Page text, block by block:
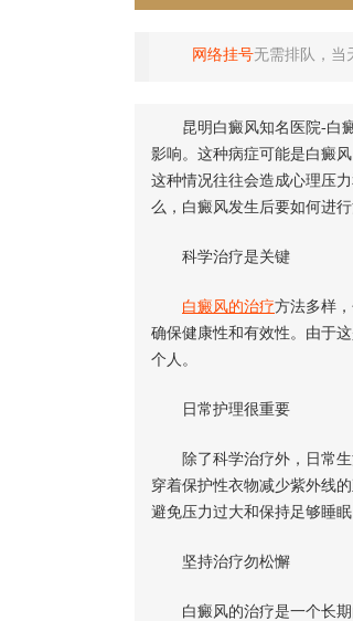
网络挂号无需排队，当
昆明白癜风知名医院-白癜
影响。这种病症可能是白癜
这种情况往往会造成心理压力
么，白癜风发生后要如何进
科学治疗是关键
白癜风的治疗方法多样
确保健康性和有效性。由于
个人。
日常护理很重要
除了科学治疗外，日常生
穿着保护性衣物减少紫外线
避免压力过大和保持足够睡
坚持治疗勿松懈
白癜风的治疗是一个长期